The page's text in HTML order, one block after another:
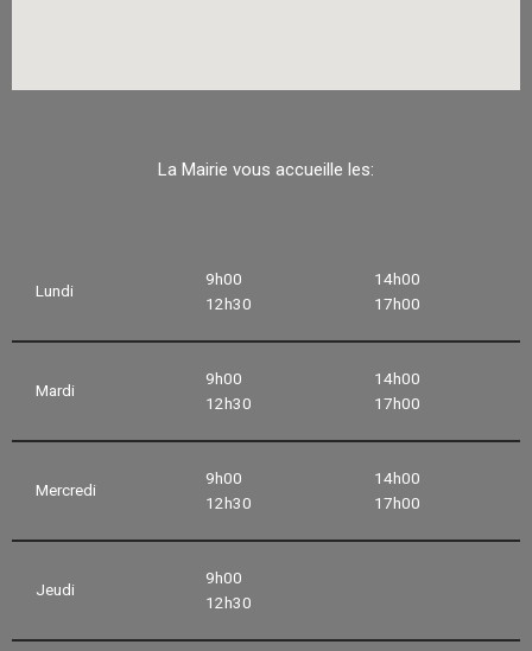
La Mairie vous accueille les:
Lundi
9h00
12h30
14h00
17h00
Mardi
9h00
12h30
14h00
17h00
Mercredi
9h00
12h30
14h00
17h00
Jeudi
9h00
12h30